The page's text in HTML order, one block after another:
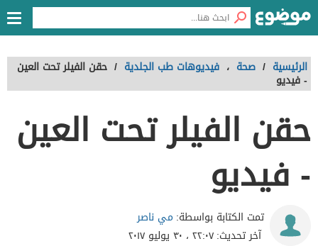
الرئيسية / صحة ، فيديوهات طب الجلدية / حقن الفيلر تحت العين
- فيديو
حقن الفيلر تحت العين
- فيديو
تمت الكتابة بواسطة: مي ناصر
آخر تحديث:٢٢:٠٧ ، ٣٠ يوليو ٢٠١٧